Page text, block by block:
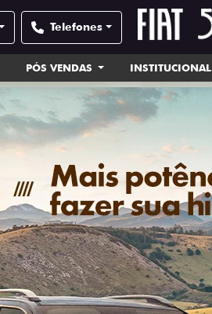
Telefones
PÓS VENDAS INSTITUCIONAL